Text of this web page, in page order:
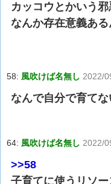
カッコウとかいう
なんか存在意義ある
58: 風吹けば名無し 2022/
なんで自分で育て
64: 風吹けば名無し 2022/
>>58
子育てに使うリソ